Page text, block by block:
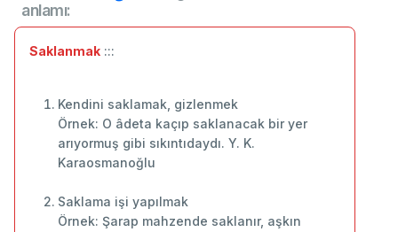
anlamı:
Saklanmak :::
Kendini saklamak, gizlenmek
Örnek: O âdeta kaçıp saklanacak bir yer
arıyormuş gibi sıkıntıdaydı. Y. K.
Karaosmanoğlu
Saklama işi yapılmak
Örnek: Şarap mahzende saklanır, aşkın